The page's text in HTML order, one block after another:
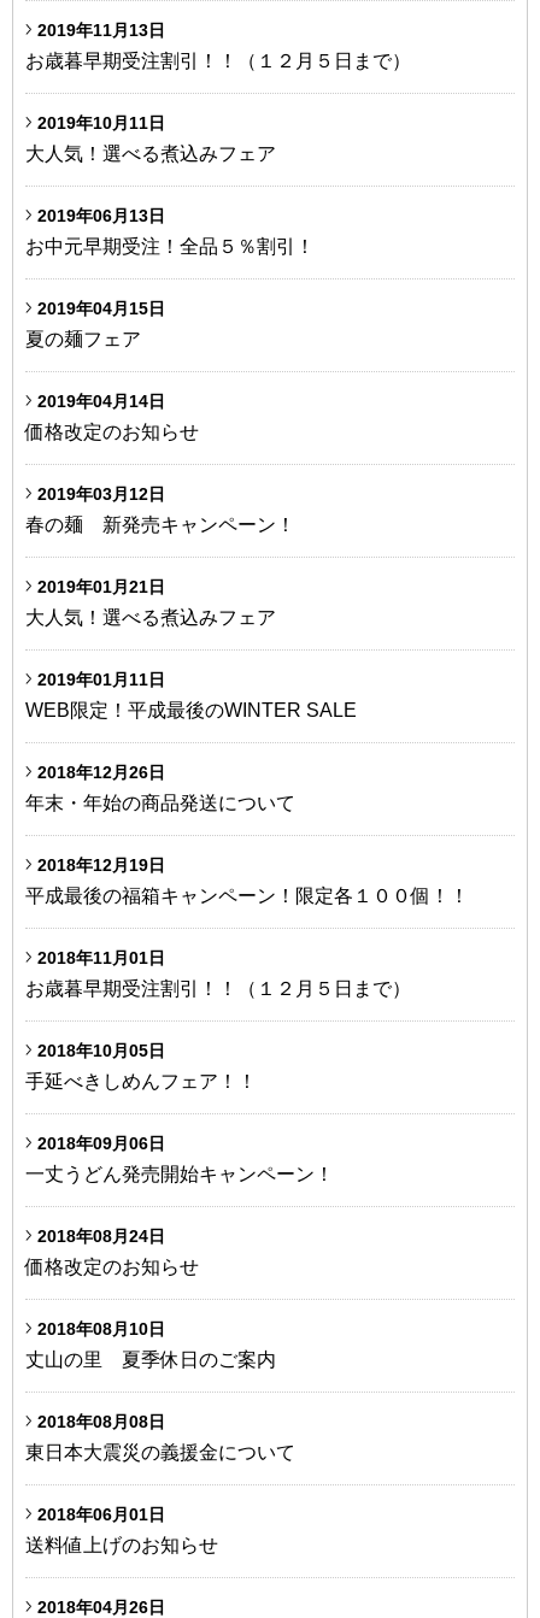
2019年11月13日
お歳暮早期受注割引！！（１２月５日まで）
2019年10月11日
大人気！選べる煮込みフェア
2019年06月13日
お中元早期受注！全品５％割引！
2019年04月15日
夏の麺フェア
2019年04月14日
価格改定のお知らせ
2019年03月12日
春の麺 新発売キャンペーン！
2019年01月21日
大人気！選べる煮込みフェア
2019年01月11日
WEB限定！平成最後のWINTER SALE
2018年12月26日
年末・年始の商品発送について
2018年12月19日
平成最後の福箱キャンペーン！限定各１００個！！
2018年11月01日
お歳暮早期受注割引！！（１２月５日まで）
2018年10月05日
手延べきしめんフェア！！
2018年09月06日
一丈うどん発売開始キャンペーン！
2018年08月24日
価格改定のお知らせ
2018年08月10日
丈山の里 夏季休日のご案内
2018年08月08日
東日本大震災の義援金について
2018年06月01日
送料値上げのお知らせ
2018年04月26日